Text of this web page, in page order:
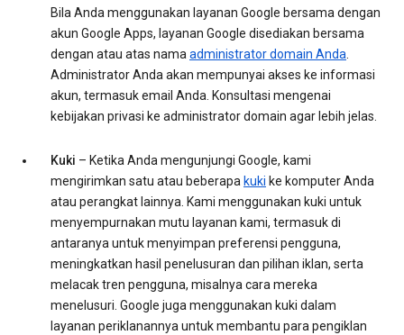
Bila Anda menggunakan layanan Google bersama dengan
akun Google Apps, layanan Google disediakan bersama
dengan atau atas nama administrator domain Anda
Administrator Anda akan mempunyai akses ke informasi
akun, termasuk email Anda. Konsultasi mengenai
kebijakan privasi ke administrator domain agar lebih jelas.
Kuki – Ketika Anda mengunjungi Google, kami
mengirimkan satu atau beberapa kuki ke komputer Anda
atau perangkat lainnya. Kami menggunakan kuki untuk
menyempurnakan mutu layanan kami, termasuk di
antaranya untuk menyimpan preferensi pengguna,
meningkatkan hasil penelusuran dan pilihan iklan, serta
melacak tren pengguna, misalnya cara mereka
menelusuri. Google juga menggunakan kuki dalam
layanan periklanannya untuk membantu para pengiklan